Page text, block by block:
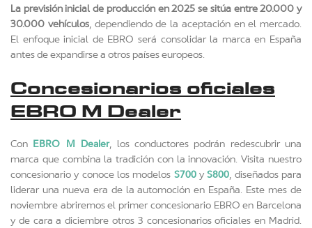
La previsión inicial de producción en 2025 se sitúa entre 20.000 y
30.000 vehículos, dependiendo de la aceptación en el mercado.
El enfoque inicial de EBRO será consolidar la marca en España
antes de expandirse a otros países europeos.
Concesionarios oficiales
EBRO M Dealer
Con EBRO M Dealer, los conductores podrán redescubrir una
marca que combina la tradición con la innovación. Visita nuestro
concesionario y conoce los modelos S700yS800, diseñados para
liderar una nueva era de la automoción en España. Este mes de
noviembre abriremos el primer concesionario EBRO en Barcelona
y de cara a diciembre otros 3 concesionarios oficiales en Madrid.